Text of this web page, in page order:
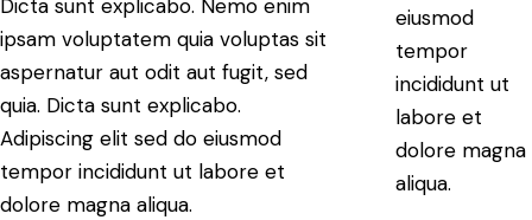
Dicta sunt explicabo. Nemo enim
ipsam voluptatem quia voluptas sit
aspernatur aut odit aut fugit, sed
quia. Dicta sunt explicabo.
Adipiscing elit sed do eiusmod
tempor incididunt ut labore et
dolore magna aliqua.
eiusmod
tempor
incididunt ut
labore et
dolore magna
aliqua.